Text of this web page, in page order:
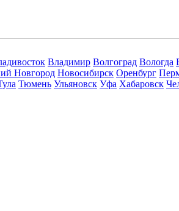
Владимир Волгоград Вологда
Новгород Новосибирск Оренбург
Тюмень Ульяновск Уфа Хабаровск